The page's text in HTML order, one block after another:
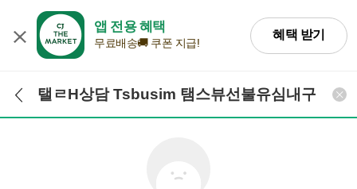
앱 전용 혜택
무료배송🚚 쿠폰 지급!
혜택 받기
검색어 입력 검